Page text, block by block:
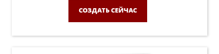
СОЗДАТЬ СЕЙЧАС